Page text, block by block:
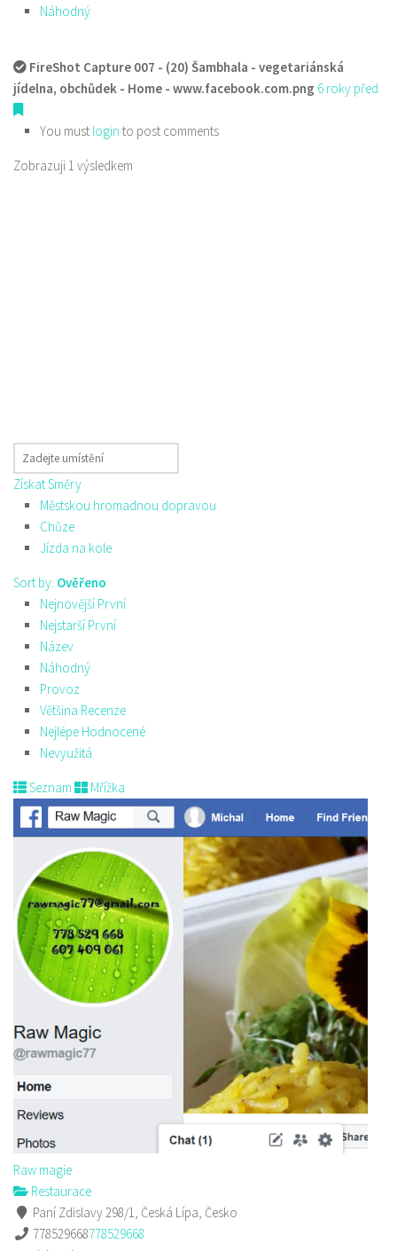
Náhodný
FireShot Capture 007 - (20) Šambhala - vegetariánská
jídelna, obchůdek - Home - www.facebook.com.png 6 roky před
You must login to post comments
Zobrazuji 1 výsledkem
Získat Směry
Městskou hromadnou dopravou
Chůze
Jízda na kole
Sort by: Ověřeno
Nejnovější První
Nejstarší První
Název
Náhodný
Provoz
Většina Recenze
Nejlépe Hodnocené
Nevyužitá
Seznam Mřížka
Raw magie
Restaurace
Paní Zdislavy 298/1, Česká Lípa, Česko
778529668778529668